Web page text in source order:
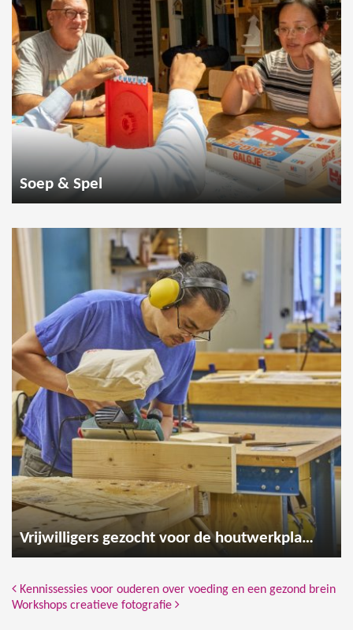
Soep & Spel
Vrijwilligers gezocht voor de houtwerkplaats
Bericht Navigatie
Kennissessies voor ouderen over voeding en een gezond brein
Workshops creatieve fotografie